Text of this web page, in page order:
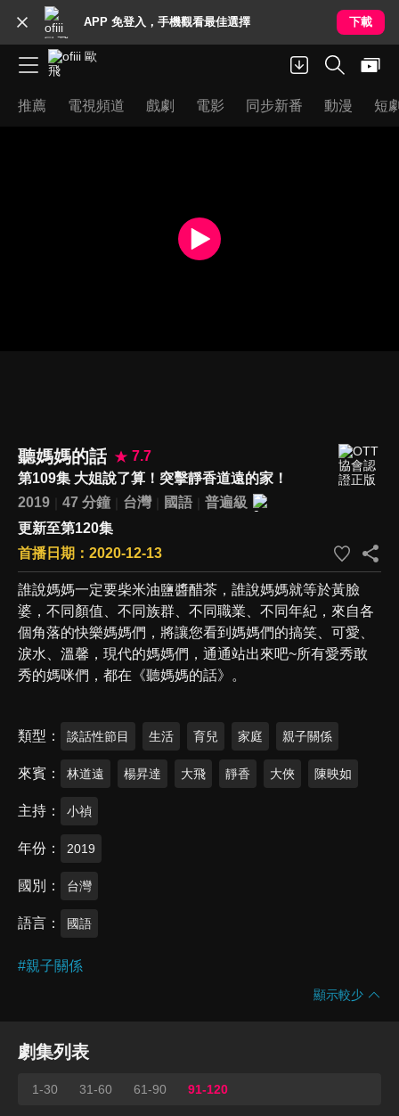
APP 免登入，手機觀看最佳選擇 下載
推薦 電視頻道 戲劇 電影 同步新番 動漫 短
聽媽媽的話
7.7
第109集 大姐說了算！突擊靜香道遠的家！
2019
47 分鐘 台灣 國語
普遍級
更新至第120集
首播日期：2020-12-13
誰說媽媽一定要柴米油鹽醬醋茶，誰說媽媽就等於黃臉
婆，不同顏值、不同族群、不同職業、不同年紀，來自各
個角落的快樂媽媽們，將讓您看到媽媽們的搞笑、可愛、
淚水、溫馨，現代的媽媽們，通通站出來吧~所有愛秀敢
秀的媽咪們，都在《聽媽媽的話》。
類型 談話性節目 生活 育兒 家庭 親子關係
來賓 林道遠 楊昇達 大飛 靜香 大俠 陳映如
主持 小禎
年份 2019
國別 台灣
語言 國語
#親子關係
顯示較少
劇集列表
1-30 31-60 61-90 91-120